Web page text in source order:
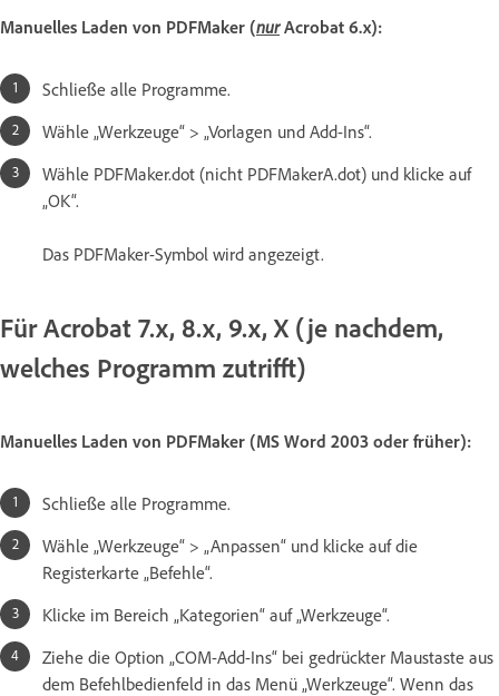
Manuelles Laden von PDFMaker (nurAcrobat 6.x):
Schließe alle Programme.
Wähle „Werkzeuge“ > „Vorlagen und Add-Ins“.
Wähle PDFMaker.dot (nicht PDFMakerA.dot) und klicke auf
„OK“.
Das PDFMaker-Symbol wird angezeigt.
Für Acrobat 7.x, 8.x, 9.x, X (je nachdem,
welches Programm zutrifft)
Manuelles Laden von PDFMaker (MS Word 2003 oder früher):
Schließe alle Programme.
Wähle „Werkzeuge“ > „Anpassen“ und klicke auf die
Registerkarte „Befehle“.
Klicke im Bereich „Kategorien“ auf „Werkzeuge“.
Ziehe die Option „COM-Add-Ins“ bei gedrückter Maustaste aus
dem Befehlbedienfeld in das Menü „Werkzeuge“. Wenn das